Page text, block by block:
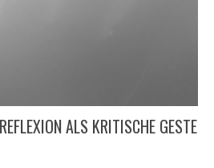
ALS KRITISCHE GESTE